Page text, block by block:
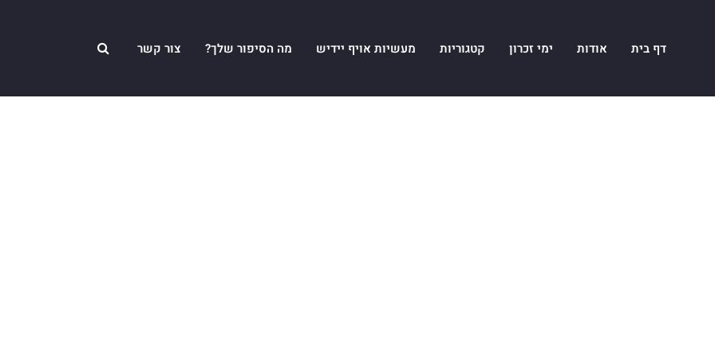
דף בית אודות ימי זכרון קטגוריות מעשיות אויף יידיש מה הסיפור שלך? צור קשר